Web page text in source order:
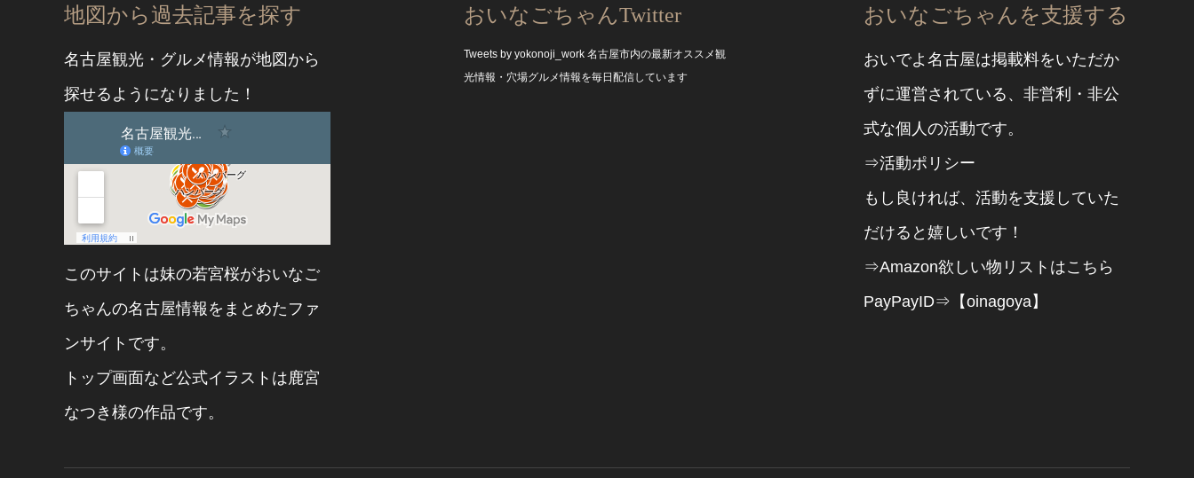
地図から過去記事を探す
名古屋観光・グルメ情報が地図から
探せるようになりました！
このサイトは妹の若宮桜がおいなご
ちゃんの名古屋情報をまとめたファ
ンサイトです。
トップ画面など公式イラストは鹿宮
なつき 様の作品です。
おいなごちゃんTwitter
Tweets by yokonoji_work 名古屋市内の最新オススメ観
光情報・穴場グルメ情報を毎日配信しています
おいなごちゃんを支援する
おいでよ名古屋は掲載料をいただか
ずに運営されている、非営利・非公
式な個人の活動です。
⇒活動ポリシー
もし良ければ、活動を支援していた
だけると嬉しいです！
⇒Amazon欲しい物リストはこちら
PayPayID⇒【oinagoya】